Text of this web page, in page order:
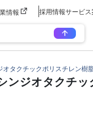
情報 採用情報サービス
タクチックポリスチレン樹
ジオタクチッ